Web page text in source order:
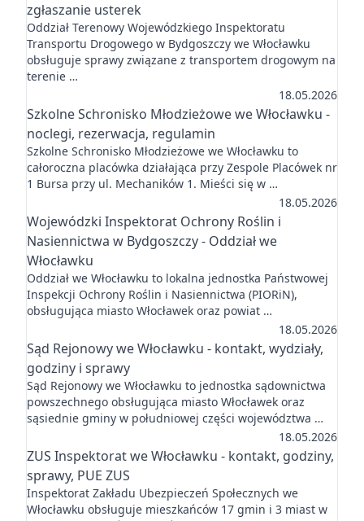
zgłaszanie usterek
Oddział Terenowy Wojewódzkiego Inspektoratu
Transportu Drogowego w Bydgoszczy we Włocławku
obsługuje sprawy związane z transportem drogowym na
terenie …
18.05.2026
Szkolne Schronisko Młodzieżowe we Włocławku -
noclegi, rezerwacja, regulamin
Szkolne Schronisko Młodzieżowe we Włocławku to
całoroczna placówka działająca przy Zespole Placówek nr
1 Bursa przy ul. Mechaników 1. Mieści się w …
18.05.2026
Wojewódzki Inspektorat Ochrony Roślin i
Nasiennictwa w Bydgoszczy - Oddział we
Włocławku
Oddział we Włocławku to lokalna jednostka Państwowej
Inspekcji Ochrony Roślin i Nasiennictwa (PIORiN),
obsługująca miasto Włocławek oraz powiat …
18.05.2026
Sąd Rejonowy we Włocławku - kontakt, wydziały,
godziny i sprawy
Sąd Rejonowy we Włocławku to jednostka sądownictwa
powszechnego obsługująca miasto Włocławek oraz
sąsiednie gminy w południowej części województwa …
18.05.2026
ZUS Inspektorat we Włocławku - kontakt, godziny,
sprawy, PUE ZUS
Inspektorat Zakładu Ubezpieczeń Społecznych we
Włocławku obsługuje mieszkańców 17 gmin i 3 miast w